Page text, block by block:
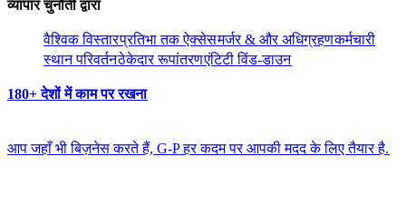
व्यापार चुनौती द्वारा​​
वैश्विक विस्तार​​प्रतिभा तक ऐक्सेस​​मर्जर & और अधिग्रहण​​कर्मचारी
स्थान परिवर्तन​​ठेकेदार रूपांतरण​​एंटिटी विंड-डाउन​​
180+ देशों में काम पर रखना​​
आप जहाँ भी बिज़नेस करते हैं, G-P हर कदम पर आपकी मदद के लिए तैयार है.​​